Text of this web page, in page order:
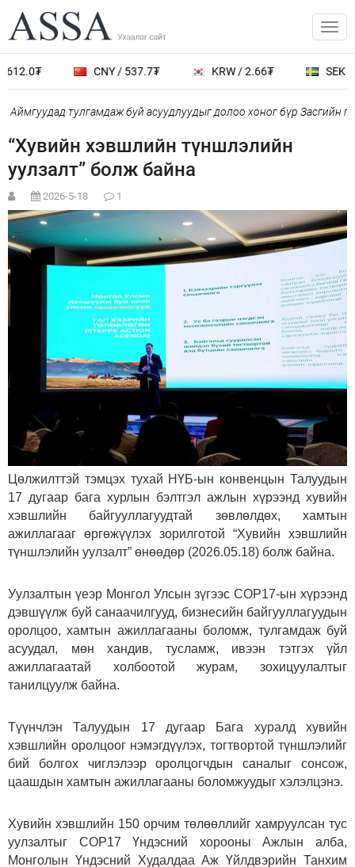
CNY / 537.7₮ KRW / 2.66₮ SEK /
тулгамдаж буй асуудлуудыг долоо хоног бүр Засгийн
“Хувийн хэвшлийн түншлэлийн
уулзалт” болж байна
2026-5-18 1
Цөлжилттэй тэмцэх тухай НҮБ-ын конвенцын Талуудын
17 дугаар бага хурлын бэлтгэл ажлын хүрээнд хувийн
хэвшлийн байгууллагуудтай зөвлөлдөх, хамтын
ажиллагааг өргөжүүлэх зорилготой “Хувийн хэвшлийн
түншлэлийн уулзалт” өнөөдөр (2026.05.18) болж байна.
Уулзалтын үеэр Монгол Улсын зүгээс COP17-ын хүрээнд
дэвшүүлж буй санаачилгууд, бизнесийн байгууллагуудын
оролцоо, хамтын ажиллагааны боломж, тулгамдаж буй
асуудал, мөн хандив, тусламж, ивээн тэтгэх үйл
ажиллагаатай холбоотой журам, зохицуулалтыг
танилцуулж байна.
Түүнчлэн Талуудын 17 дугаар Бага хуралд хувийн
хэвшлийн оролцоог нэмэгдүүлэх, тогтвортой түншлэлийг
бий болгох чиглэлээр оролцогчдын саналыг сонсож,
цаашдын хамтын ажиллагааны боломжуудыг хэлэлцэнэ.
Хувийн хэвшлийн 150 орчим төлөөллийг хамруулсан тус
уулзалтыг COP17 Үндэсний хорооны Ажлын алба,
Монголын Үндэсний Худалдаа Аж Үйлдвэрийн Танхим